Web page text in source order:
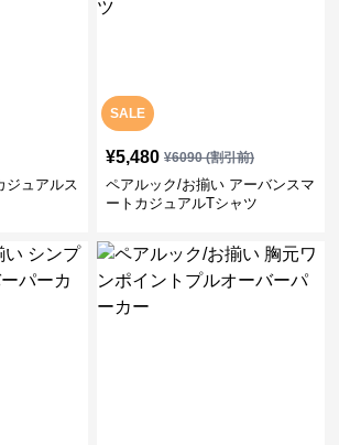
ジュアルス
SALE
¥5,480 ¥6090(割引前)
ペアルック/お揃い アーバンスマ
ートカジュアルTシャツ